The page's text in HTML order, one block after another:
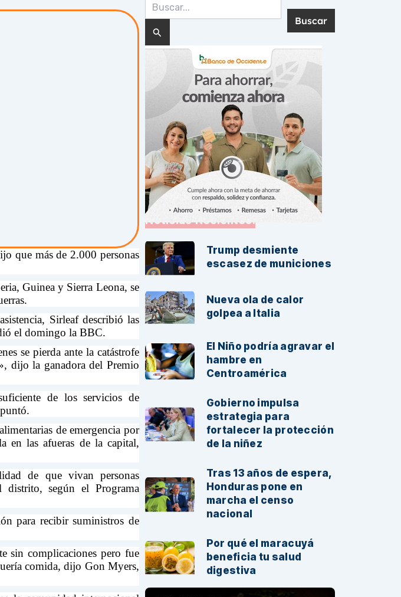
que más de 2.000 personas
Guinea y Sierra Leona, se
Sirleaf describió las
el domingo la BBC.
se pierda ante la catástrofe
dijo la ganadora del Premio
de los servicios de
de emergencia por
en las afueras de la capital,
de que vivan personas
distrito, según el Programa
para recibir suministros de
sin complicaciones pero fue
comida, dijo Gon Myers,
por:
Noticias Recientes:
Trump desmiente
escasez de municiones
Nueva ola de calor
golpea a Italia
El Niño podría agravar el
hambre en
Centroamérica
Gobierno impulsa
estrategia para
fortalecer la protección
de la niñez
Tras 13 años de espera,
Honduras pone en
marcha el censo
nacional
Por qué el maracuyá
beneficia tu salud
digestiva